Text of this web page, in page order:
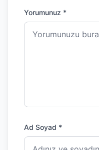
Yorumunuz *
Ad Soyad *